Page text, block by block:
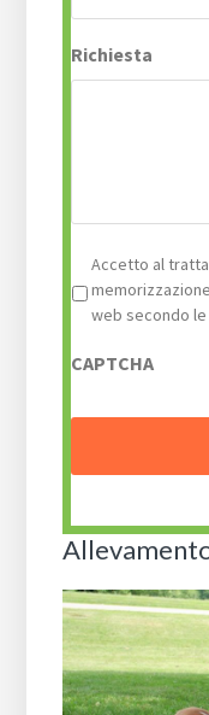
Richiesta
Privacy *
Accetto al
web secondo
CAPTCHA